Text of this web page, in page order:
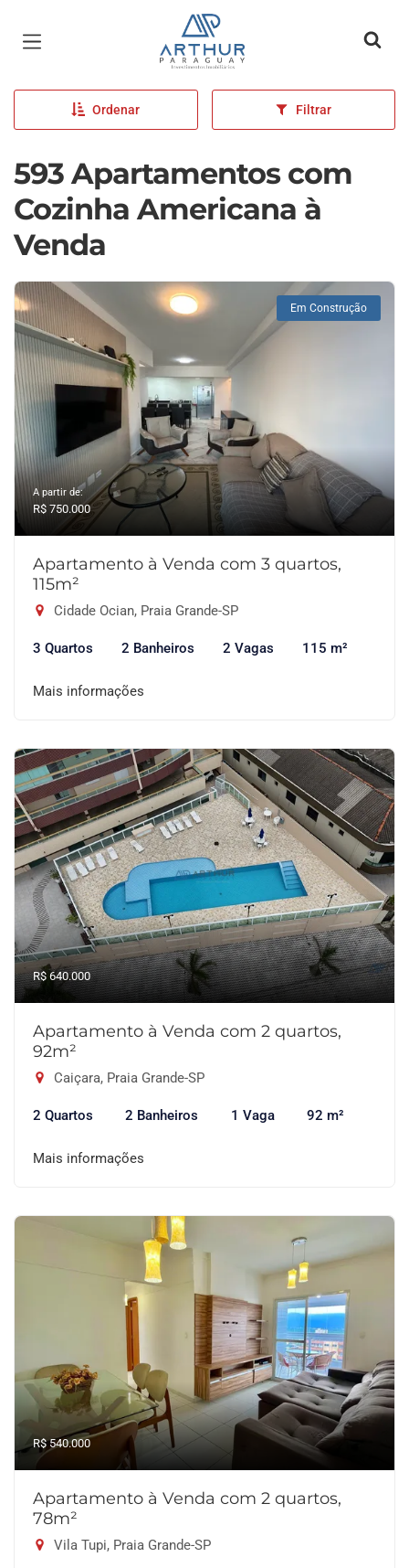
Página inicial
Ordenar Filtrar
593 Apartamentos com
Cozinha Americana à
Venda
Em Construção
A partir de:
R$ 750.000
Apartamento à Venda com 3 quartos,
115m²
Cidade Ocian, Praia Grande-SP
3 Quartos 2 Banheiros 2 Vagas 115 m²
Mais informações
R$ 640.000
Apartamento à Venda com 2 quartos,
92m²
Caiçara, Praia Grande-SP
2 Quartos 2 Banheiros 1 Vaga 92 m²
Mais informações
R$ 540.000
Apartamento à Venda com 2 quartos,
78m²
Vila Tupi, Praia Grande-SP